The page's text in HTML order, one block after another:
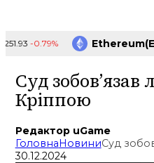
-0.79% Ethereum(ETH)
Суд
Кріппою
Редактор uGame
ГоловнаНовиниСуд
30.12.2024